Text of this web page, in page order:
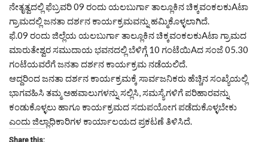
ನೇತೃತ್ವದಲ್ಲಿ ಫೆಬ್ರವರಿ 09 ರಂದು ಯಲಬುರ್ಗಾ ತಾಲ್ಲೂಕಿನ ಚಿಕ್ಕವಂಕಲಕುAಟಾ
ಗ್ರಾಮದಲ್ಲಿ ಜನತಾ ದರ್ಶನ ಕಾರ್ಯಕ್ರಮವನ್ನು ಹಮ್ಮಿಕೊಳ್ಳಲಾಗಿದೆ.
ಫೆ.09 ರಂದು ಜಿಲ್ಲೆಯ ಯಲಬುರ್ಗಾ ತಾಲ್ಲೂಕಿನ ಚಿಕ್ಕವಂಕಲಕುAಟಾ ಗ್ರಾಮದ
ಮಾರುತೇಶ್ವರ ಸಮುದಾಯ ಭವನದಲ್ಲಿ ಬೆಳಿಗ್ಗೆ 10 ಗಂಟೆಯಿAದ ಸಂಜೆ 05.30
ಗಂಟೆಯವರೆಗೆ ಜನತಾ ದರ್ಶನ ಕಾರ್ಯಕ್ರಮ ನಡೆಯಲಿದೆ.
ಆದ್ದರಿಂದ ಜನತಾ ದರ್ಶನ ಕಾರ್ಯಕ್ರಮಕ್ಕೆ ಸಾರ್ವಜನಿಕರು ಹೆಚ್ಚಿನ ಸಂಖ್ಯೆಯಲ್ಲಿ
ಭಾಗವಹಿಸಿ ತಮ್ಮ ಅಹವಾಲುಗಳನ್ನು ಸಲ್ಲಿಸಿ, ಸಮಸ್ಯೆಗಳಿಗೆ ಪರಿಹಾರವನ್ನು
ಕಂಡುಕೊಳ್ಳಲು ಹಾಗೂ ಕಾರ್ಯಕ್ರಮದ ಸದುಪಯೋಗ ಪಡೆದುಕೊಳ್ಳಬೇಕು
ಎಂದು ಜಿಲ್ಲಾಧಿಕಾರಿಗಳ ಕಾರ್ಯಾಲಯದ ಪ್ರಕಟಣೆ ತಿಳಿಸಿದೆ.
Share this: